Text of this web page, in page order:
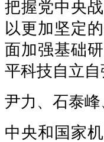
把握党中央
以更加坚定
面加强基础
平科技自立
尹力、石泰
中央和国家